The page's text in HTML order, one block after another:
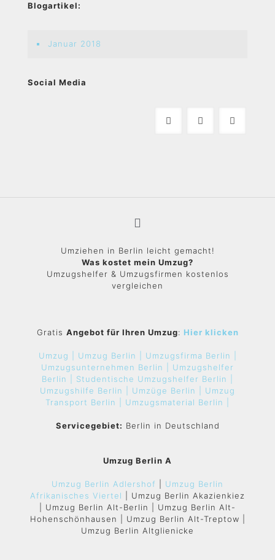
Blogartikel:
Januar 2018
Social Media
Umziehen in Berlin leicht gemacht!
Was kostet mein Umzug?
Umzugshelfer & Umzugsfirmen kostenlos
vergleichen
Gratis Angebot für Ihren Umzug: Hier klicken
Umzug | Umzug Berlin |
Umzugsfirma Berlin |
Umzugsunternehmen Berlin | Umzugshelfer
Berlin | Studentische Umzugshelfer Berlin |
Umzugshilfe Berlin | Umzüge Berlin | Umzug
Transport Berlin | Umzugsmaterial Berlin |
Servicegebiet: Berlin in Deutschland
Umzug Berlin A
Umzug Berlin Adlershof
Umzug Berlin
Afrikanisches Viertel
| Umzug Berlin Akazienkiez
| Umzug Berlin Alt-Berlin | Umzug Berlin Alt-
Hohenschönhausen | Umzug Berlin Alt-Treptow |
Umzug Berlin Altglienicke